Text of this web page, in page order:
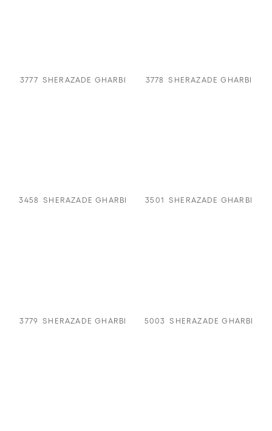
3777 SHERAZADE GHARBI 3778 SHERAZADE GHARBI
3458 SHERAZADE GHARBI 3501 SHERAZADE GHARBI
3779 SHERAZADE GHARBI 5003 SHERAZADE GHARBI